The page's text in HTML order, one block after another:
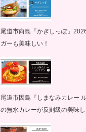
尾道市向島『かぎしっぽ』
ガーも美味しい！
尾道市因島『しまなみカレー
の無水カレーが反則級の美味し